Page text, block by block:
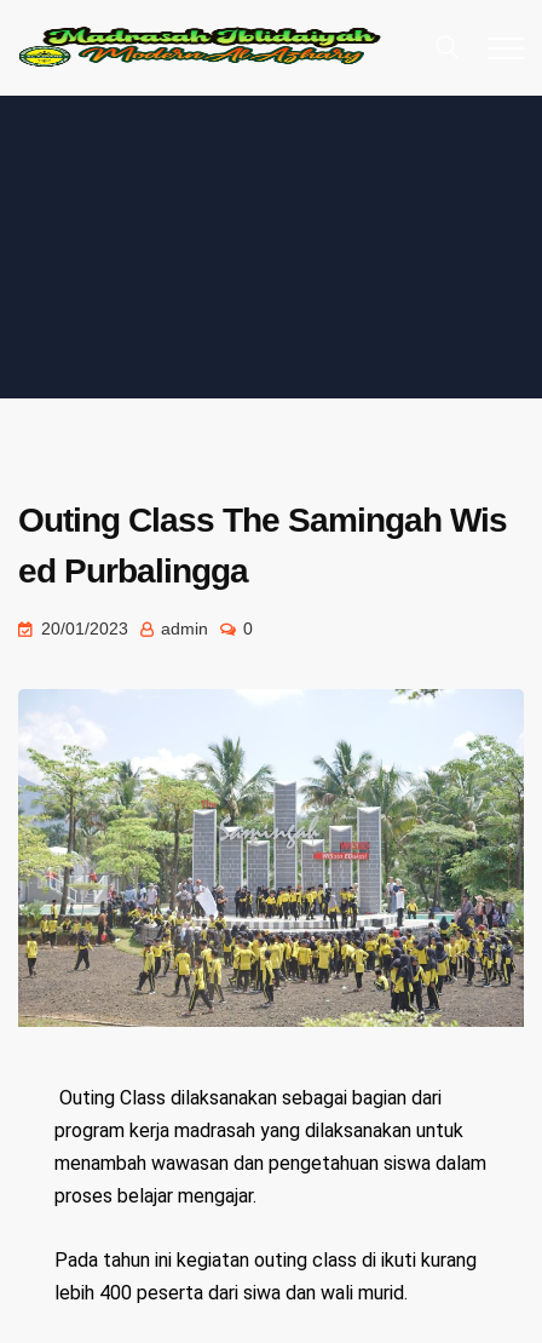
Outing Class The Samingah Wis
ed Purbalingga
20/01/2023 admin 0
Outing Class dilaksanakan sebagai bagian dari
program kerja madrasah yang dilaksanakan untuk
menambah wawasan dan pengetahuan siswa dalam
proses belajar mengajar.
Pada tahun ini kegiatan outing class di ikuti kurang
lebih 400 peserta dari siwa dan wali murid.